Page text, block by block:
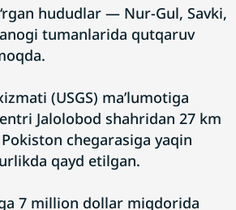
hududlar — Nur-Gul, Savki,
tumanlarida qutqaruv
(USGS) ma’lumotiga
Jalolobod shahridan 27 km
chegarasiga yaqin
qayd etilgan.
7 million dollar miqdorida